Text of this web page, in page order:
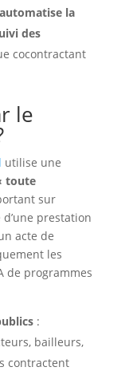
la
des
cocontractant
le
utilise une
toute
sur
prestation
acte de
les
de programmes
:
bailleurs,
contractent